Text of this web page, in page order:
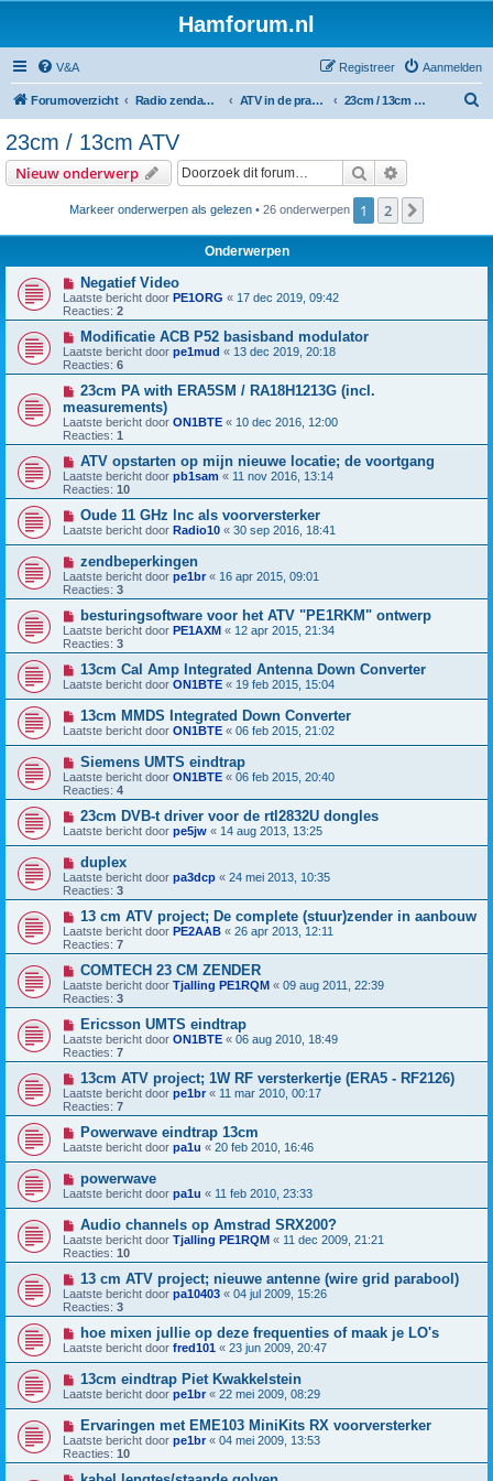
Hamforum.nl
V&A Aanmelden
Registreer
Forumoverzicht Radio zendamateur, luisteramateur en elektronica zelfbouw ATV in de praktijk en zelfbouw 23cm / 13cm ATV
23cm / 13cm ATV
Nieuw onderwerp Zoek
Markeer onderwerpen als gelezen • 26 onderwerpen 1 2
Onderwerpen
Negatief Video
Laatste bericht door PE1ORG « 17 dec 2019, 09:42
Reacties: 2
Modificatie ACB P52 basisband modulator
Laatste bericht door pe1mud « 13 dec 2019, 20:18
Reacties: 6
23cm PA with ERA5SM / RA18H1213G (incl.
measurements)
Laatste bericht door ON1BTE « 10 dec 2016, 12:00
Reacties: 1
ATV opstarten op mijn nieuwe locatie; de voortgang
Laatste bericht door pb1sam « 11 nov 2016, 13:14
Reacties: 10
Oude 11 GHz lnc als voorversterker
Laatste bericht door Radio10 « 30 sep 2016, 18:41
zendbeperkingen
Laatste bericht door pe1br « 16 apr 2015, 09:01
Reacties: 3
besturingsoftware voor het ATV "PE1RKM" ontwerp
Laatste bericht door PE1AXM « 12 apr 2015, 21:34
Reacties: 3
13cm Cal Amp Integrated Antenna Down Converter
Laatste bericht door ON1BTE « 19 feb 2015, 15:04
13cm MMDS Integrated Down Converter
Laatste bericht door ON1BTE « 06 feb 2015, 21:02
Siemens UMTS eindtrap
Laatste bericht door ON1BTE « 06 feb 2015, 20:40
Reacties: 4
23cm DVB-t driver voor de rtl2832U dongles
Laatste bericht door pe5jw « 14 aug 2013, 13:25
duplex
Laatste bericht door pa3dcp « 24 mei 2013, 10:35
Reacties: 3
13 cm ATV project; De complete (stuur)zender in aanbouw
Laatste bericht door PE2AAB « 26 apr 2013, 12:11
Reacties: 7
COMTECH 23 CM ZENDER
Laatste bericht door Tjalling PE1RQM « 09 aug 2011, 22:39
Reacties: 3
Ericsson UMTS eindtrap
Laatste bericht door ON1BTE « 06 aug 2010, 18:49
Reacties: 7
13cm ATV project; 1W RF versterkertje (ERA5 - RF2126)
Laatste bericht door pe1br « 11 mar 2010, 00:17
Reacties: 7
Powerwave eindtrap 13cm
Laatste bericht door pa1u « 20 feb 2010, 16:46
powerwave
Laatste bericht door pa1u « 11 feb 2010, 23:33
Audio channels op Amstrad SRX200?
Laatste bericht door Tjalling PE1RQM « 11 dec 2009, 21:21
Reacties: 10
13 cm ATV project; nieuwe antenne (wire grid parabool)
Laatste bericht door pa10403 « 04 jul 2009, 15:26
Reacties: 3
hoe mixen jullie op deze frequenties of maak je LO's
Laatste bericht door fred101 « 23 jun 2009, 20:47
13cm eindtrap Piet Kwakkelstein
Laatste bericht door pe1br « 22 mei 2009, 08:29
Ervaringen met EME103 MiniKits RX voorversterker
Laatste bericht door pe1br« 04 mei 2009, 13:53
Reacties: 10